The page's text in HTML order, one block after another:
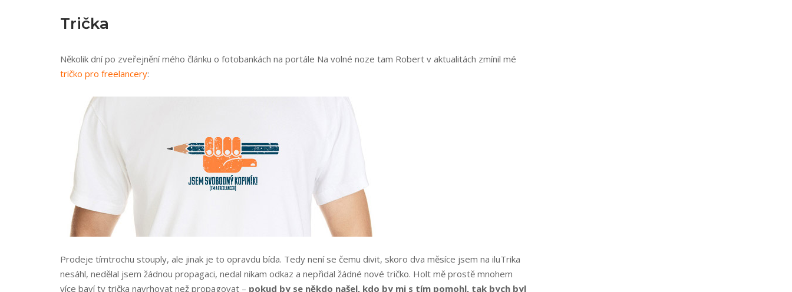
Trička
Několik dní po zveřejnění mého článku o fotobankách na portále Na volné noze tam Robert v aktualitách zmínil mé
tričko pro freelancery:
Prodeje tímtrochu stouply, ale jinak je to opravdu bída. Tedy není se čemu divit, skoro dva měsíce jsem na iluTrika
nesáhl, nedělal jsem žádnou propagaci, nedal nikam odkaz a nepřidal žádné nové tričko. Holt mě prostě mnohem
více baví ty trička navrhovat než propagovat – pokud by se někdo našel, kdo by mi s tím pomohl, tak bych byl